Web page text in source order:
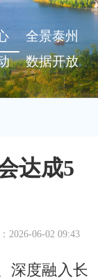
全景泰州
数据开放
达成5
2026-06-02 09:43
深度融入长